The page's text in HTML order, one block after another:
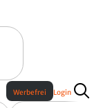
Werbefrei Login